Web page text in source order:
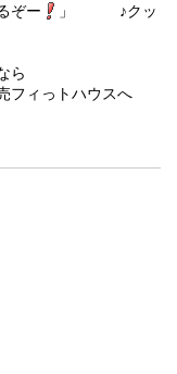
ぞー
」 ♪クッ
ら
フィっトハウスへ